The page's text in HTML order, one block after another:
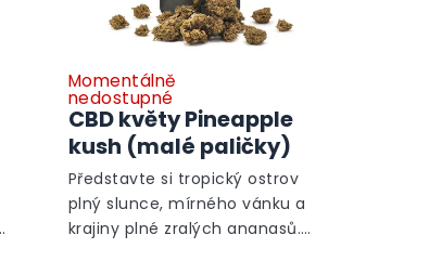
CBD květy Pineapple
kush (malé paličky)
Momentálně
nedostupné
Představte si tropický ostrov
plný slunce, mírného vánku a
krajiny plné zralých ananasů.